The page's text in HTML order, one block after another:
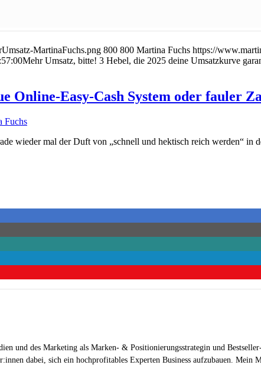
MartinaFuchs.png 800 800 Martina Fuchs https://
Mehr Umsatz, bitte! 3 Hebel, die 2025 deine Umsatzkurve
Online-Easy-Cash System oder fauler
wieder mal der Duft von „schnell und hektisch reich werden“
und des Marketing als Marken- & Positionierungsstrategin und
dabei, sich ein hochprofitables Experten Business aufzubauen.